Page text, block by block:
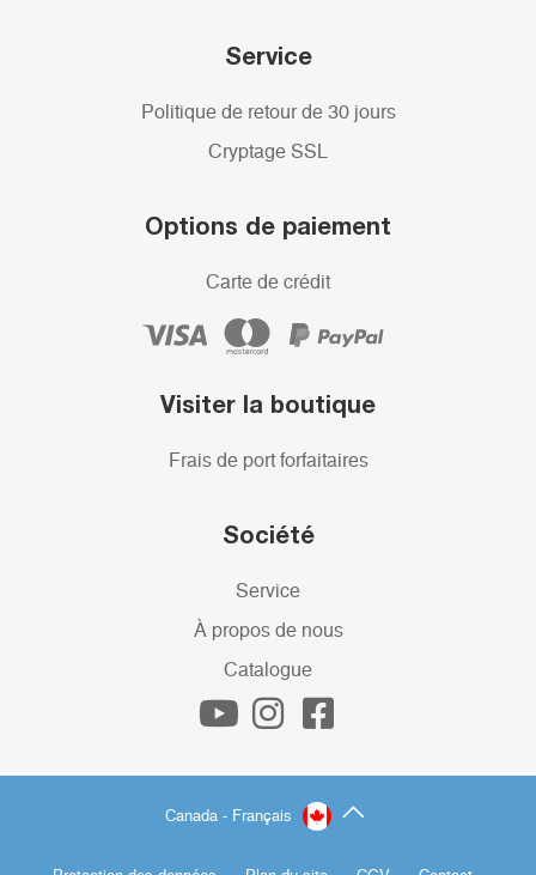
Service
Politique de retour de 30 jours
Cryptage SSL
Options de paiement
Carte de crédit
Visiter la boutique
Frais de port forfaitaires
Société
Service
À propos de nous
Catalogue
Canada - Français